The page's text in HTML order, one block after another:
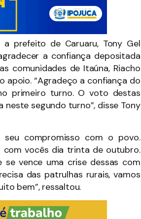
prefeito de Caruaru, Tony Gel
a confiança depositada
comunidades de Itaúna, Riacho
apoio. “Agradeço a confiança do
primeiro turno. O voto destas
segundo turno”, disse Tony
compromisso com o povo.
vocês dia trinta de outubro.
vence uma crise dessas com
das patrulhas rurais, vamos
bem”, ressaltou.